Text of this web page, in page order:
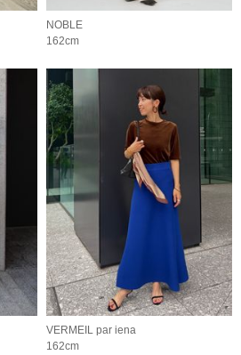
NOBLE
162cm
VERMEIL par iena
162cm